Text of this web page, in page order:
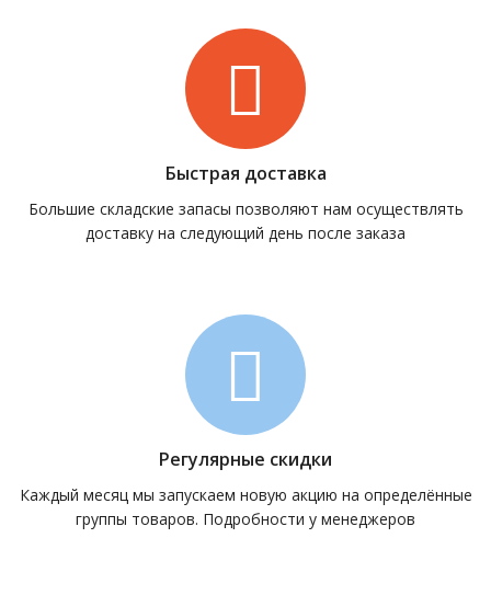
Быстрая доставка
Большие складские запасы позволяют нам осуществлять
доставку на следующий день после заказа
Регулярные скидки
Каждый месяц мы запускаем новую акцию на определённые
группы товаров. Подробности у менеджеров